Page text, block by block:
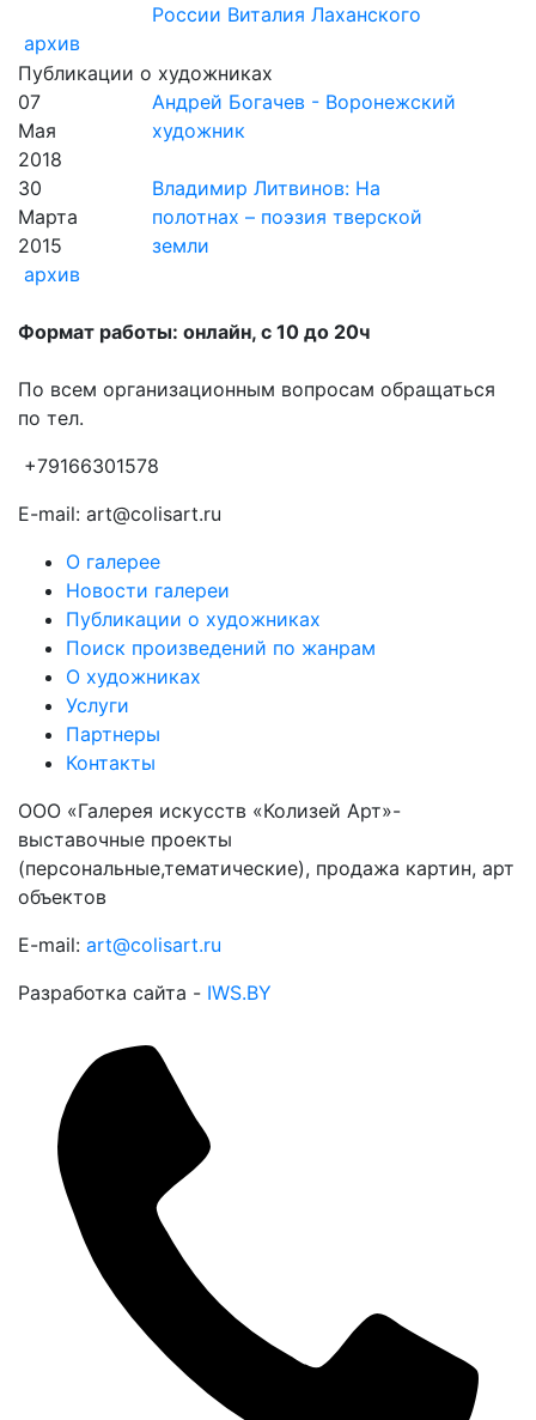
России Виталия Лаханского
архив
Публикации о художниках
07
Мая
2018
Андрей Богачев - Воронежский
художник
30
Марта
2015
Владимир Литвинов: На
полотнах – поэзия тверской
земли
архив
Формат работы: онлайн, с 10 до 20ч
По всем организационным вопросам обращаться
по тел.
+79166301578
E-mail: art@colisart.ru
О галерее
Новости галереи
Публикации о художниках
Поиск произведений по жанрам
О художниках
Услуги
Партнеры
Контакты
ООО «Галерея искусств «Колизей Арт»-
выставочные проекты
(персональные,тематические), продажа картин, арт
объектов
E-mail: art@colisart.ru
Разработка сайта - IWS.BY